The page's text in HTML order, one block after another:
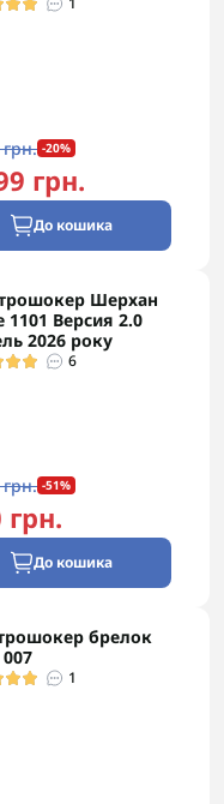
-20%
грн.
До кошика
Шерхан
1101 Версия 2.0
2026 року
6
-51%
грн.
До кошика
брелок
1